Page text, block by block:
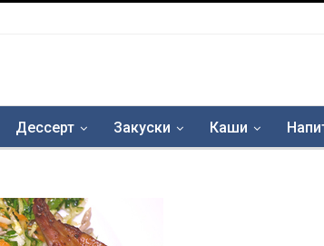
Дессерт Закуски Каши